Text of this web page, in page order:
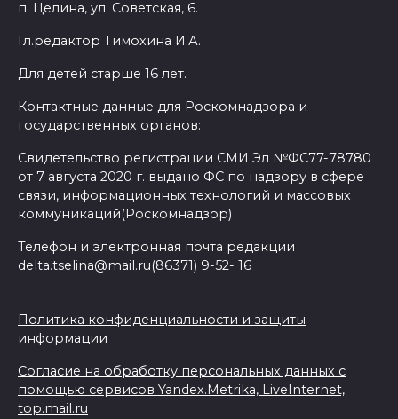
п. Целина, ул. Советская, 6.
Гл.редактор Тимохина И.А.
Для детей старше 16 лет.
Контактные данные для Роскомнадзора и
государственных органов:
Свидетельство регистрации СМИ Эл №ФС77-78780
от 7 августа 2020 г. выдано ФС по надзору в сфере
связи, информационных технологий и массовых
коммуникаций(Роскомнадзор)
Телефон и электронная почта редакции
delta.tselina@mail.ru(86371) 9-52- 16
Политика конфиденциальности и защиты
информации
Согласие на обработку персональных данных с
помощью сервисов Yandex.Metrika, LiveInternet,
top.mail.ru